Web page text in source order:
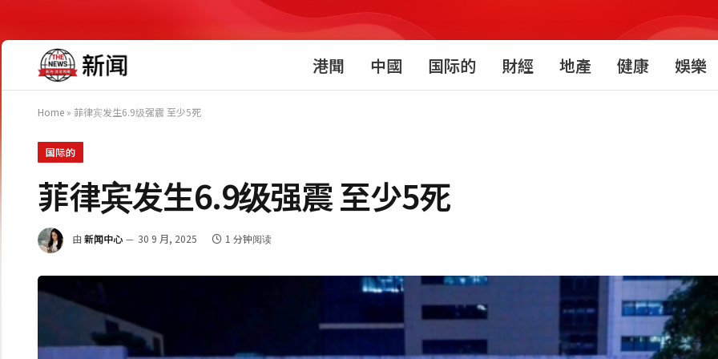
港聞 中國 国际的 財經 地產 健康 娛樂
Home » 菲律宾发生6.9级强震 至少5死
国际的
菲律宾发生6.9级强震 至少5死
由 新闻中心 30 9 月, 2025 1 分钟阅读